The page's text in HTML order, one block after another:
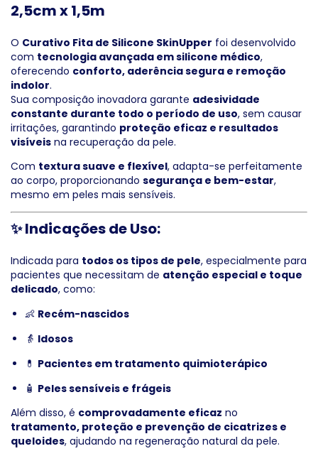
2,5cm x 1,5m
O Curativo Fita de Silicone SkinUpper foi desenvolvido
com tecnologia avançada em silicone médico,
oferecendo conforto, aderência segura e remoção
indolor.
Sua composição inovadora garante adesividade
constante durante todo o período de uso, sem causar
irritações, garantindo proteção eficaz e resultados
visíveis na recuperação da pele.
Com textura suave e flexível, adapta-se perfeitamente
ao corpo, proporcionando segurança e bem-estar,
mesmo em peles mais sensíveis.
✨Indicações de Uso:
Indicada para todos os tipos de pele, especialmente para
pacientes que necessitam de atenção especial e toque
delicado, como:
👶 Recém-nascidos
👵 Idosos
💊 Pacientes em tratamento quimioterápico
🧴 Peles sensíveis e frágeis
Além disso, é comprovadamente eficaz no
tratamento, proteção e prevenção de cicatrizes e
queloides, ajudando na regeneração natural da pele.